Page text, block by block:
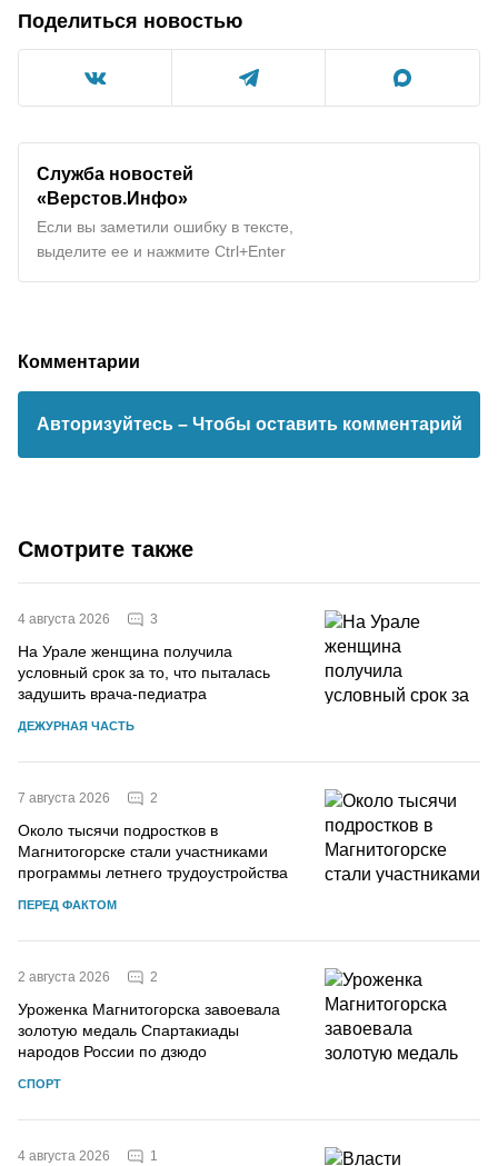
Поделиться новостью
Служба новостей
«Верстов.Инфо»
Если вы заметили ошибку в тексте,
выделите ее и нажмите Ctrl+Enter
Комментарии
Авторизуйтесь – Чтобы оставить комментарий
Смотрите также
4 августа 2026 3
На Урале женщина получила
условный срок за то, что пыталась
задушить врача-педиатра
ДЕЖУРНАЯ ЧАСТЬ
7 августа 2026 2
Около тысячи подростков в
Магнитогорске стали участниками
программы летнего трудоустройства
ПЕРЕД ФАКТОМ
2 августа 2026 2
Уроженка Магнитогорска завоевала
золотую медаль Спартакиады
народов России по дзюдо
СПОРТ
4 августа 2026 1